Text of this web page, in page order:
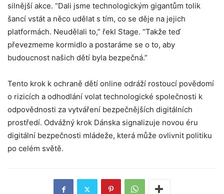
silnější akce. “Dali jsme technologickým gigantům tolik
šancí vstát a něco udělat s tím, co se děje na jejich
platformách. Neudělali to,” řekl Stage. “Takže teď
převezmeme kormidlo a postaráme se o to, aby
budoucnost našich dětí byla bezpečná.”
Tento krok k ochraně dětí online odráží rostoucí povědomí
o rizicích a odhodlání volat technologické společnosti k
odpovědnosti za vytváření bezpečnějších digitálních
prostředí. Odvážný krok Dánska signalizuje novou éru
digitální bezpečnosti mládeže, která může ovlivnit politiku
po celém světě.